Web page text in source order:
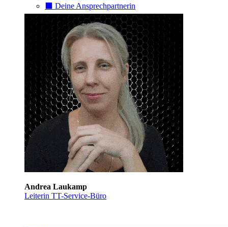
⬛️ Deine Ansprechpartnerin
Andrea Laukamp
Leiterin TT-Service-Büro